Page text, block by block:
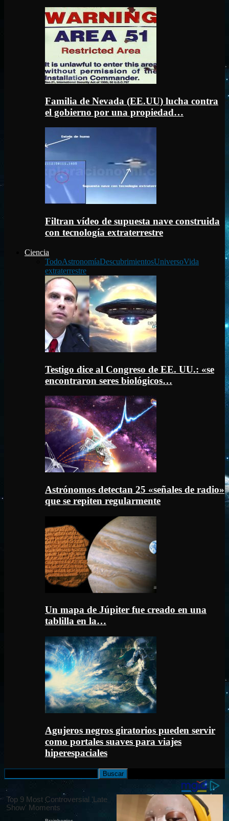
Familia de Nevada (EE.UU) lucha contra
el gobierno por una propiedad…
Filtran vídeo de supuesta nave construida
con tecnología extraterrestre
Ciencia
TodoAstronomíaDescubrimientosUniversoVida
extraterrestre
Testigo dice al Congreso de EE. UU.: «se
encontraron seres biológicos…
Astrónomos detectan 25 «señales de radio»
que se repiten regularmente
Un mapa de Júpiter fue creado en una
tablilla en la…
Agujeros negros giratorios pueden servir
como portales suaves para viajes
hiperespaciales